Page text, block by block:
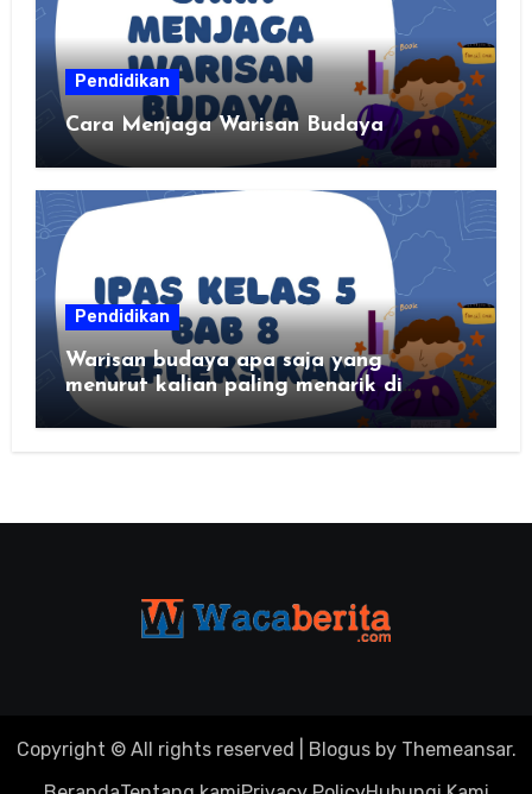
Pendidikan
Cara Menjaga Warisan Budaya
Pendidikan
Warisan budaya apa saja yang
menurut kalian paling menarik di
Copyright © All rights reserved Blogusby Themeansar.